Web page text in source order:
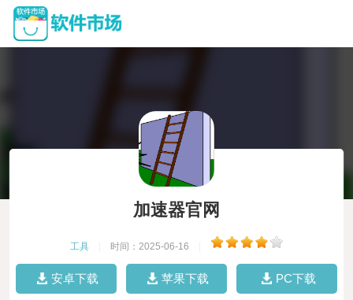
加速器官网
工具 时间：2025-06-16
安卓下载 苹果下载 PC下载